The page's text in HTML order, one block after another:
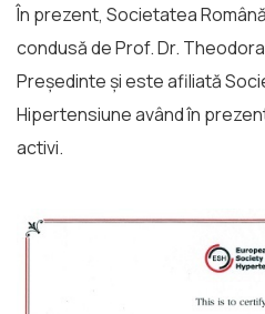
În prezent, Societatea
condusă de Prof. Dr.
Președinte și este afiliată
Hipertensiune având în
activi.